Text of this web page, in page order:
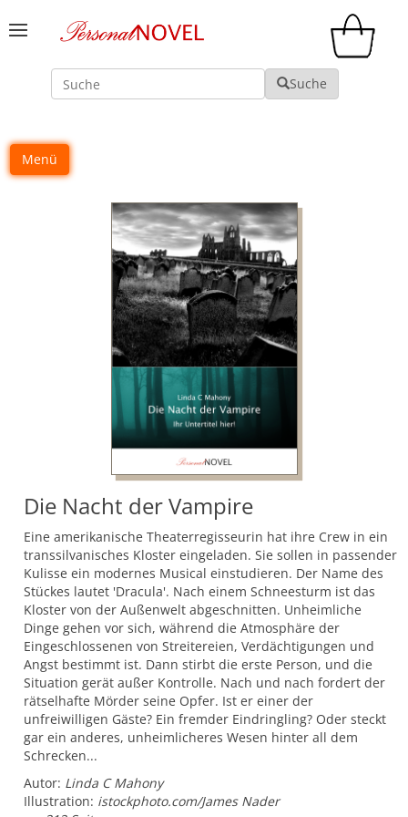
Suche Suche
Menü
Die Nacht der Vampire
Eine amerikanische Theaterregisseurin hat ihre Crew in ein
transsilvanisches Kloster eingeladen. Sie sollen in passender
Kulisse ein modernes Musical einstudieren. Der Name des
Stückes lautet 'Dracula'. Nach einem Schneesturm ist das
Kloster von der Außenwelt abgeschnitten. Unheimliche
Dinge gehen vor sich, während die Atmosphäre der
Eingeschlossenen von Streitereien, Verdächtigungen und
Angst bestimmt ist. Dann stirbt die erste Person, und die
Situation gerät außer Kontrolle. Nach und nach fordert der
rätselhafte Mörder seine Opfer. Ist er einer der
unfreiwilligen Gäste? Ein fremder Eindringling? Oder steckt
gar ein anderes, unheimlicheres Wesen hinter all dem
Schrecken...
Autor: Linda C Mahony
Illustration: istockphoto.com/James Nader